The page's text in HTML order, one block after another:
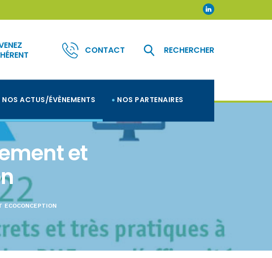
CONTACT RECHERCHER
NOS ACTUS/ÉVÈNEMENTS NOS PARTENAIRES
et
ECOCONCEPTION